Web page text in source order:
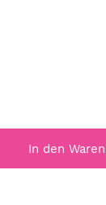
In den